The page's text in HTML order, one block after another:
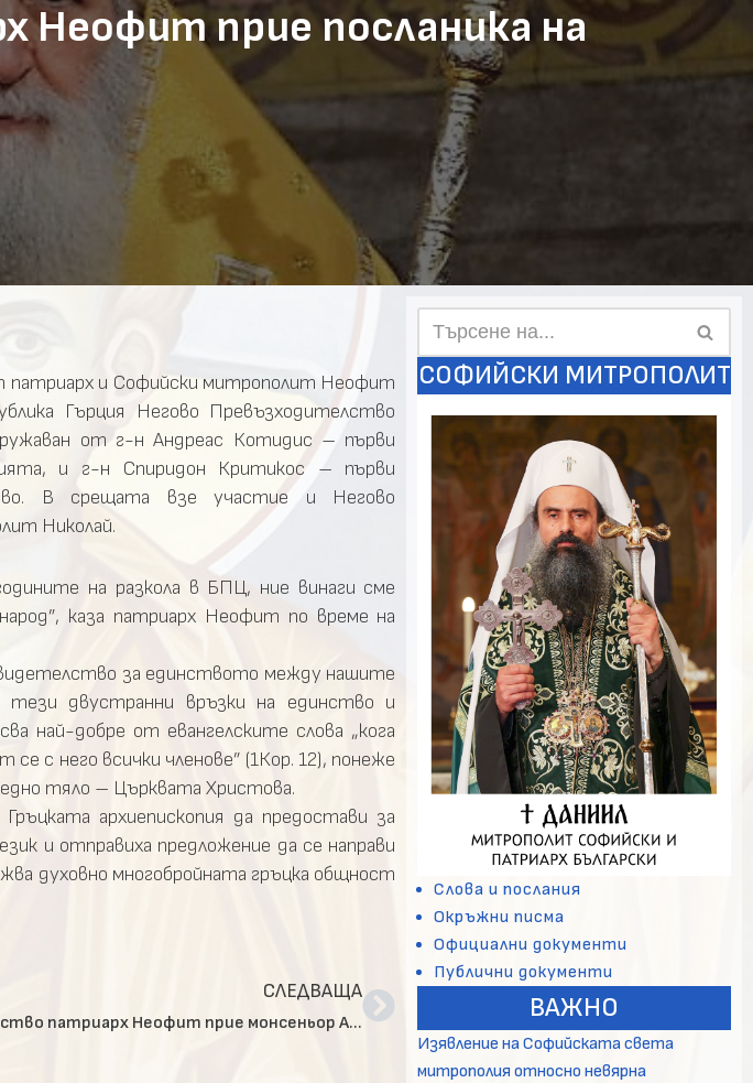
Неофит прие посланика на
и Софийски митрополит Неофит
Гърция Негово Превъзходителство
от г-н Андреас Котидис – първи
и г-н Спиридон Критикос – първи
В срещата взе участие и Негово
Николай.
на разкола в БПЦ, ние винаги сме
каза патриарх Неофит по време на
за единството между нашите
тези двустранни връзки на единство и
най-добре от евангелските слова „кога
с него всички членове” (1Кор. 12), понеже
едно тяло – Църквата Христова.
архиепископия да предостави за
и отправиха предложение да се направи
духовно многобройната гръцка общност
СЛЕДВАЩА
Негово Светейшество патриарх Неофит прие монсеньор Анселмо Гуидо Пекорари, апостолическия нунций в България
СОФИЙСКИ МИТРОПОЛИТ
Слова и послания
Окръжни писма
Официални документи
Публични документи
ВАЖНО
Изявление на Софийската света
митрополия относно невярна